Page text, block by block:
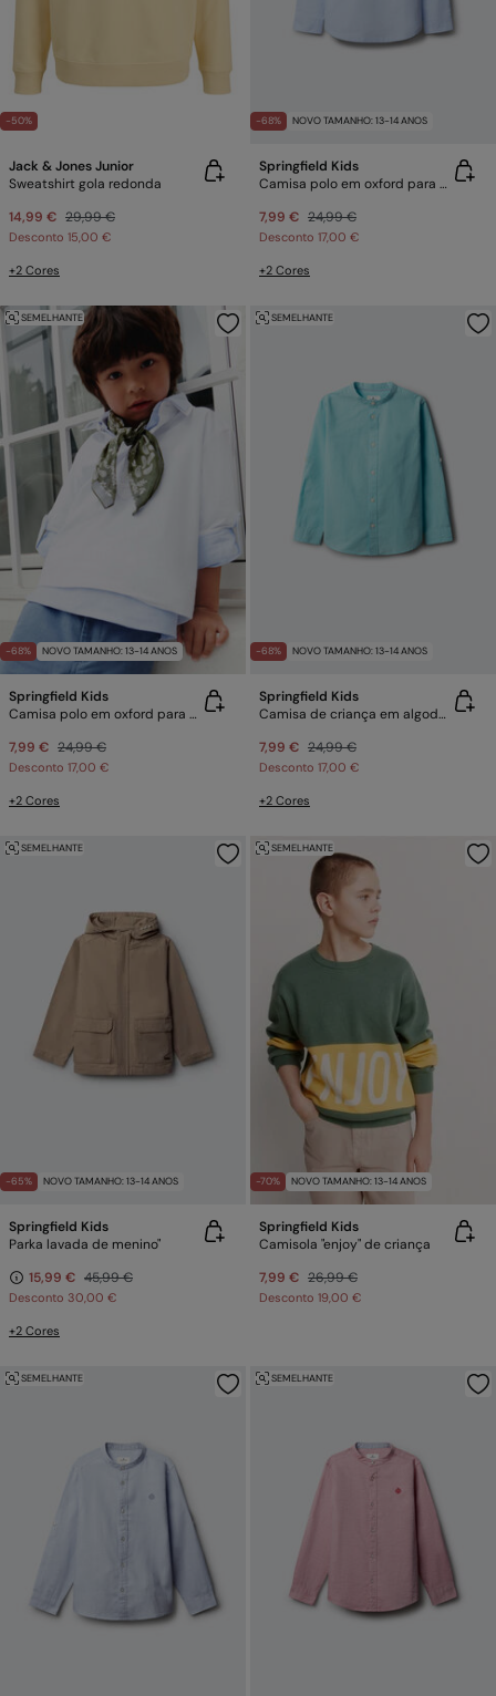
-50%
Jack & Jones Junior
Sweatshirt gola redonda
14,99 € 29,99 €
Desconto 15,00 €
+2 Cores
-68% NOVO TAMANHO: 13-14 ANOS
Springfield Kids
Camisa polo em oxford para menino
7,99 € 24,99 €
Desconto 17,00 €
+2 Cores
-68% NOVO TAMANHO: 13-14 ANOS
SEMELHANTE
Springfield Kids
Camisa polo em oxford para menino
7,99 € 24,99 €
Desconto 17,00 €
+2 Cores
-68% NOVO TAMANHO: 13-14 ANOS
SEMELHANTE
Springfield Kids
Camisa de criança em algodão slub
7,99 € 24,99 €
Desconto 17,00 €
+2 Cores
-65% NOVO TAMANHO: 13-14 ANOS
SEMELHANTE
Springfield Kids
Parka lavada de menino"
15,99 € 45,99 €
Desconto 30,00 €
+2 Cores
-70% NOVO TAMANHO: 13-14 ANOS
SEMELHANTE
Springfield Kids
Camisola "enjoy" de criança
7,99 € 26,99 €
Desconto 19,00 €
SEMELHANTE SEMELHANTE